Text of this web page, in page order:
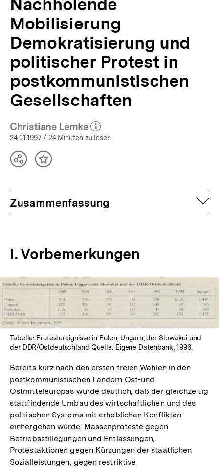
Nachholende
Mobilisierung
Demokratisierung und
politischer Protest in
postkommunistischen
Gesellschaften
Christiane Lemke
(Mehr zum Autor)
öffnen
24.01.1997 / 24 Minuten zu lesen
TeilenInhalt
Zusammenfassung
I. Vorbemerkungen
In
Lightbox
Tabelle: Protestereignisse in Polen, Ungarn, der Slowakei und
der DDR/Ostdeutschland Quelle: Eigene Datenbank, 1996.
Bereits kurz nach den ersten freien Wahlen in den
postkommunistischen Ländern Ost-und
Ostmitteleuropas wurde deutlich, daß der gleichzeitig
stattfindende Umbau des wirtschaftlichen und des
politischen Systems mit erheblichen Konflikten
einhergehen würde. Massenproteste gegen
Betriebsstillegungen und Entlassungen,
Protestaktionen gegen Kürzungen der staatlichen
Sozialleistungen, gegen restriktive